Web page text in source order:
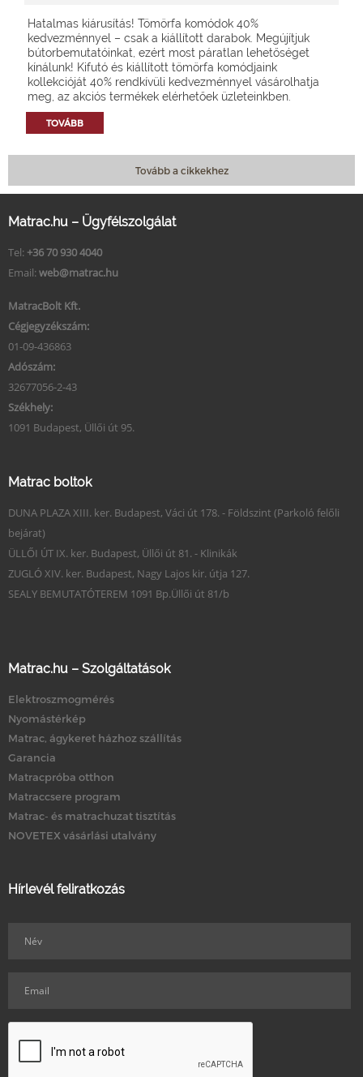
Hatalmas kiárusítás! Tömörfa komódok 40%
kedvezménnyel – csak a kiállított darabok. Megújítjuk
bútorbemutatóinkat, ezért most páratlan lehetőséget
kínálunk! Kifutó és kiállított tömörfa komódjaink
kollekcióját 40% rendkívüli kedvezménnyel vásárolhatja
meg, az akciós termékek elérhetőek üzleteinkben.
TOVÁBB
Tovább a cikkekhez
Matrac.hu – Ügyfélszolgálat
Tel: +36 70 930 4040
Email: web@matrac.hu
MatracBolt Kft.
Cégjegyzékszám:
01-09-436863
Adószám:
32677056-2-43
Székhely:
1091 Budapest, Üllői út 95.
Matrac boltok
DUNA PLAZA XIII. ker. Budapest, Váci út 178. - Földszint (Parkoló felőli
bejárat)
ÜLLŐI ÚT IX. ker. Budapest, Üllői út 81. - Klinikák
ZUGLÓ XIV. ker. Budapest, Nagy Lajos kir. útja 127.
SEALY BEMUTATÓTEREM 1091 Bp.Üllői út 81/b
Matrac.hu – Szolgáltatások
Elektroszmogmérés
Nyomástérkép
Matrac, ágykeret házhoz szállítás
Garancia
Matracpróba otthon
Matraccsere program
Matrac- és matrachuzat tisztítás
NOVETEX vásárlási utalvány
Hírlevél feliratkozás